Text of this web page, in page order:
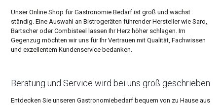
Unser Online Shop für Gastronomie Bedarf ist groß und wächst
ständig. Eine Auswahl an Bistrogeräten führender Hersteller wie Saro,
Bartscher oder Combisteel lassen Ihr Herz höher schlagen. Im
Gegenzug möchten wir uns für Ihr Vertrauen mit Qualität, Fachwissen
und exzellentem Kundenservice bedanken.
Beratung und Service wird bei uns groß geschrieben
Entdecken Sie unseren Gastronomiebedarf bequem von zu Hause aus